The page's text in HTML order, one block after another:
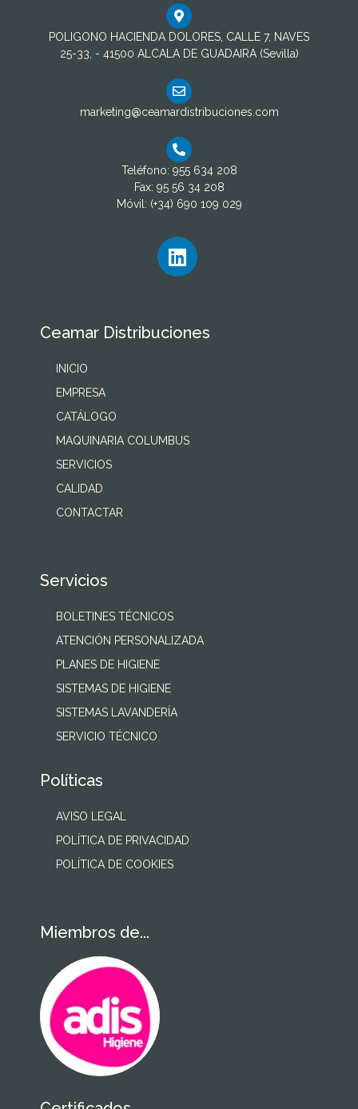
POLIGONO HACIENDA DOLORES, CALLE 7, NAVES
25-33, - 41500 ALCALA DE GUADAIRA (Sevilla)
marketing@ceamardistribuciones.com
Teléfono: 955 634 208
Fax: 95 56 34 208
Móvil: (+34) 690 109 029
Ceamar Distribuciones
INICIO
EMPRESA
CATÁLOGO
MAQUINARIA COLUMBUS
SERVICIOS
CALIDAD
CONTACTAR
Servicios
BOLETINES TÉCNICOS
ATENCIÓN PERSONALIZADA
PLANES DE HIGIENE
SISTEMAS DE HIGIENE
SISTEMAS LAVANDERÍA
SERVICIO TÉCNICO
Políticas
AVISO LEGAL
POLÍTICA DE PRIVACIDAD
POLÍTICA DE COOKIES
Miembros de...